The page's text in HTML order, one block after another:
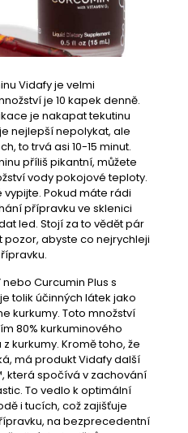
Vidafy je velmi
je 10 kapek denně.
je nakapat tekutinu
nejlepší nepolykat, ale
to trvá asi 10-15 minut.
příliš pikantní, můžete
vody pokojové teploty.
Pokud máte rádi
přípravku ve sklenici
led. Stojí za to vědět pár
abyste co nejrychleji
nebo Curcumin Plus s
tolik účinných látek jako
kurkumy. Toto množství
80% kurkuminového
kurkumy. Kromě toho, že
má produkt Vidafy další
která spočívá v zachování
To vedlo k optimální
i tucích, což zajišťuje
na bezprecedentní